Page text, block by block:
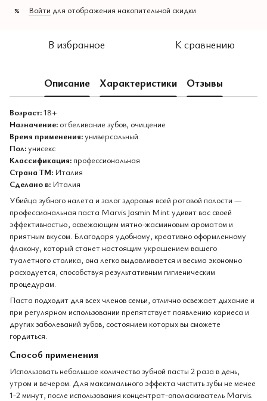
% Войти для отображения накопительной скидки
В избранное К сравнению
Описание Характеристики Отзывы
Возраст:18+
Назначение: отбеливание зубов, очищение
Время применения:универсальный
Пол:унисекс
Классификация: профессиональная
Страна ТМ: Италия
Сделано в: Италия
Убийца зубного налета и залог здоровья всей ротовой полости —
профессиональная паста Marvis Jasmin Mint удивит вас своей
эффективностью, освежающим мятно-жасминовым ароматом и
приятным вкусом. Благодаря удобному, креативно оформленному
флакону, который станет настоящим украшением вашего
туалетного столика, она легко выдавливается и весьма экономно
расходуется, способствуя результативным гигиеническим
процедурам.
Паста подходит для всех членов семьи, отлично освежает дыхание и
при регулярном использовании препятствует появлению кариеса и
других заболеваний зубов, состоянием которых вы сможете
гордиться.
Способ применения
Использовать небольшое количество зубной пасты 2 раза в день,
утром и вечером. Для максимального эффекта чистить зубы не менее
1-2 минут, после использования концентрат-ополаскиватель Marvis.